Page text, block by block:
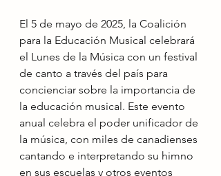
El 5 de mayo de 2025, la Coalición
para la Educación Musical celebrará
el Lunes de la Música con un festival
de canto a través del país para
concienciar sobre la importancia de
la educación musical. Este evento
anual celebra el poder unificador de
la música, con miles de canadienses
cantando e interpretando su himno
en sus escuelas y otros eventos